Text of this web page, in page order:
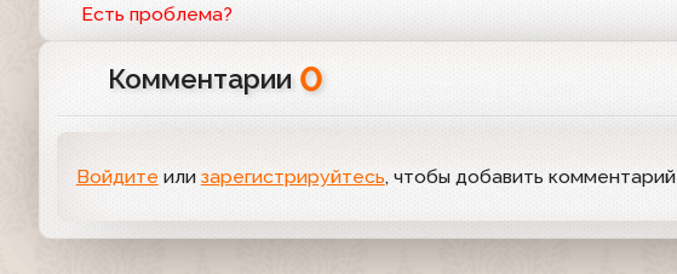
Есть проблема?
Комментарии 0
Войдите или зарегистрируйтесь, чтобы добавить комментарий